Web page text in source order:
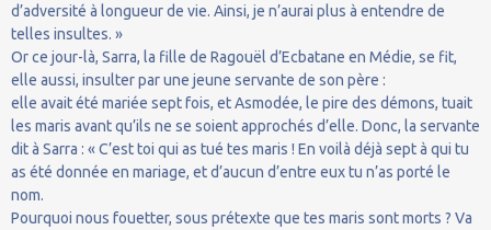
d’adversité à longueur de vie. Ainsi, je n’aurai plus à entendre de
telles insultes. »
Or ce jour-là, Sarra, la fille de Ragouël d’Ecbatane en Médie, se fit,
elle aussi, insulter par une jeune servante de son père :
elle avait été mariée sept fois, et Asmodée, le pire des démons, tuait
les maris avant qu’ils ne se soient approchés d’elle. Donc, la servante
dit à Sarra : « C’est toi qui as tué tes maris ! En voilà déjà sept à qui tu
as été donnée en mariage, et d’aucun d’entre eux tu n’as porté le
nom.
Pourquoi nous fouetter, sous prétexte que tes maris sont morts ? Va